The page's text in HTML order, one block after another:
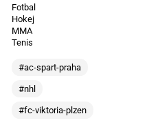
Fotbal
Hokej
MMA
Tenis
#ac-spart-praha
#nhl
#fc-viktoria-plzen